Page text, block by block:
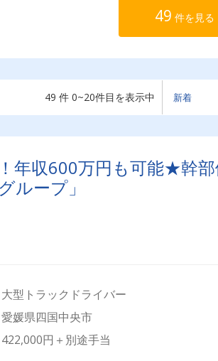
49 件を見る
49 件 0~20件目を表示中
年収600万円も可能★幹
ループ」
大型トラックドライバー
愛媛県四国中央市
422,000円＋別途手当